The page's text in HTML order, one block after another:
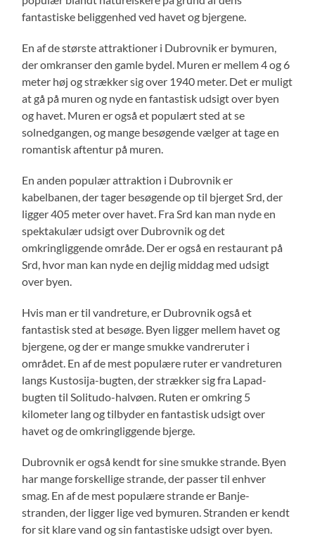
fantastiske beliggenhed ved havet og bjergene.
En af de største attraktioner i Dubrovnik er bymuren,
der omkranser den gamle bydel. Muren er mellem 4 og 6
meter høj og strækker sig over 1940 meter. Det er muligt
at gå på muren og nyde en fantastisk udsigt over byen
og havet. Muren er også et populært sted at se
solnedgangen, og mange besøgende vælger at tage en
romantisk aftentur på muren.
En anden populær attraktion i Dubrovnik er
kabelbanen, der tager besøgende op til bjerget Srd, der
ligger 405 meter over havet. Fra Srd kan man nyde en
spektakulær udsigt over Dubrovnik og det
omkringliggende område. Der er også en restaurant på
Srd, hvor man kan nyde en dejlig middag med udsigt
over byen.
Hvis man er til vandreture, er Dubrovnik også et
fantastisk sted at besøge. Byen ligger mellem havet og
bjergene, og der er mange smukke vandreruter i
området. En af de mest populære ruter er vandreturen
langs Kustosija-bugten, der strækker sig fra Lapad-
bugten til Solitudo-halvøen. Ruten er omkring 5
kilometer lang og tilbyder en fantastisk udsigt over
havet og de omkringliggende bjerge.
Dubrovnik er også kendt for sine smukke strande. Byen
har mange forskellige strande, der passer til enhver
smag. En af de mest populære strande er Banje-
stranden, der ligger lige ved bymuren. Stranden er kendt
for sit klare vand og sin fantastiske udsigt over byen.